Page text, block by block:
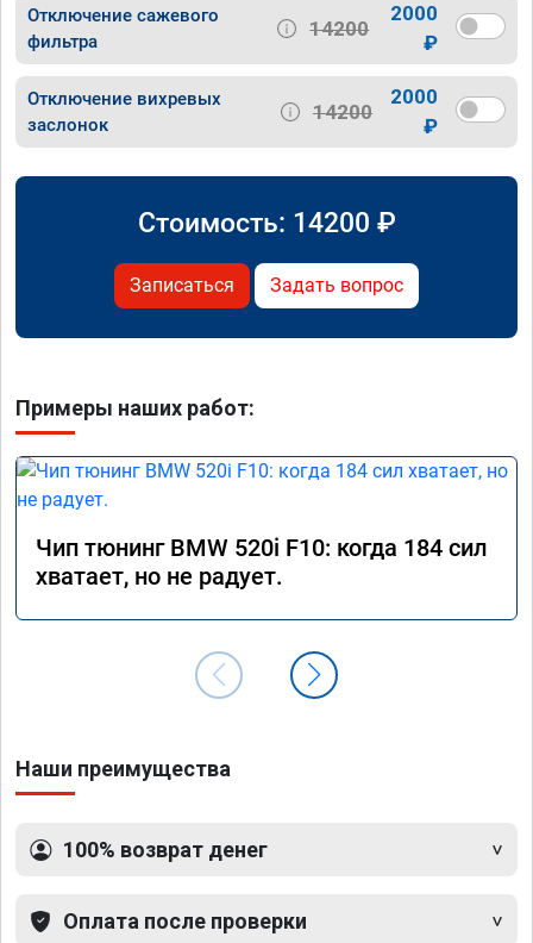
Отключение сажевого
фильтра
14200
2000
₽
Отключение вихревых
заслонок
14200
2000
₽
Стоимость: 14200 ₽
Записаться Задать вопрос
Примеры наших работ:
Чип тюнинг BMW 520i F10: когда 184 сил
хватает, но не радует.
Наши преимущества
100% возврат денег
Оплата после проверки